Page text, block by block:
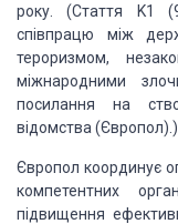
року. (Стаття K1
співпрацю між
тероризмом,
міжнародними
посилання на
відомства (Європол).)
Європол координує
компетентних
підвищення